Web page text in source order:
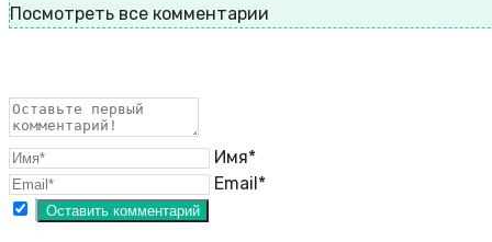
Посмотреть все комментарии
Имя*
Email*